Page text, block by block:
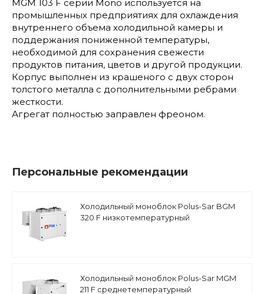
MGM 103 F серии Mono используется на
промышленных предприятиях для охлаждения
внутреннего объема холодильной камеры и
поддержания пониженной температуры,
необходимой для сохранения свежести
продуктов питания, цветов и другой продукции.
Корпус выполнен из крашеного с двух сторон
толстого металла с дополнительными ребрами
жесткости.
Агрегат полностью заправлен фреоном.
Персональные рекомендации
Холодильный моноблок Polus-Sar BGM
320 F низкотемпературный
Холодильный моноблок Polus-Sar MGM
211 F среднетемпературный